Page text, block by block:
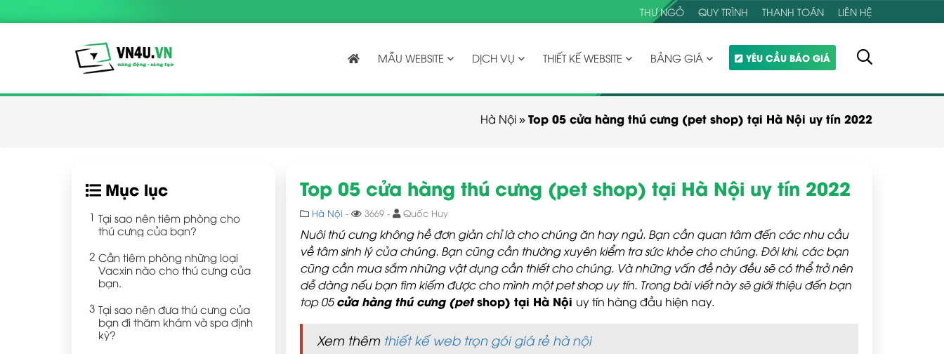
THƯ NGỎ QUY TRÌNH THANH TOÁN LIÊN HỆ
MẪU WEBSITE DỊCH VỤ THIẾT KẾ WEBSITE BẢNG GIÁ YÊU CẦU BÁO GIÁ
Hà Nội»Top 05 cửa hàng thú cưng (pet shop) tại Hà Nội uy tín 2022
Mục lục
Tại sao nên tiêm phòng cho
thú cưng của bạn?
Cần tiêm phòng những loại
Vacxin nào cho thú cưng của
bạn.
Tại sao nên đưa thú cưng của
bạn đi thăm khám và spa định
kỳ?
Top 05 cửa hàng thú cưng (pet shop) tại Hà Nội uy tín 2022
Hà Nội - 3669 - Quốc Huy
Nuôi thú cưng không hề đơn giản chỉ là cho chúng ăn hay ngủ. Bạn cần quan tâm đến các nhu cầu
về tâm sinh lý của chúng. Bạn cũng cần thường xuyên kiểm tra sức khỏe cho chúng. Đôi khi, các bạn
cũng cần mua sắm những vật dụng cần thiết cho chúng. Và những vấn đề này đều sẽ có thể trở nên
dễ dàng nếu bạn tìm kiếm được cho mình một pet shop uy tín. Trong bài viết này sẽ giới thiệu đến bạn
top 05cửa hàng thú cưng (petshop) tại Hà Nội uy tín hàng đầu hiện nay.
Xem thêm thiết kế web trọn gói giá rẻ hà nội